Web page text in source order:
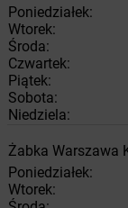
Poniedziałek:
Wtorek:
Środa:
Czwartek:
Piątek:
Sobota:
Niedziela:
Żabka Warszawa
Poniedziałek:
Wtorek: